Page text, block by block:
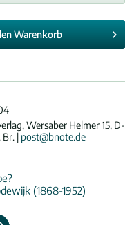
Warenkorb
Wersaber Helmer 15, D-
Br. | post@bnote.de
(1868-1952)